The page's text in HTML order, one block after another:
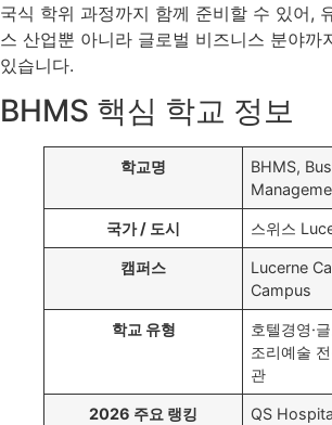
국식 학위 과정까지 함께 준비할 수 있어,
스 산업뿐 아니라 글로벌 비즈니스 분야까
있습니다.
BHMS 핵심 학교 정보
학교명
BHMS,
국가 / 도시 스위스
캠퍼스
Lucerne
Campus
학교 유형
호텔경영·
조리예술
관
2026 주요 랭킹
QS